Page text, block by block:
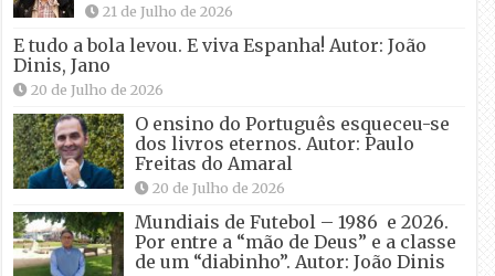
21 de Julho de 2026
E tudo a bola levou. E viva Espanha! Autor: João
Dinis, Jano
20 de Julho de 2026
O ensino do Português esqueceu-se
dos livros eternos. Autor: Paulo
Freitas do Amaral
20 de Julho de 2026
Mundiais de Futebol – 1986 e 2026.
Por entre a “mão de Deus” e a classe
de um “diabinho”. Autor: João Dinis